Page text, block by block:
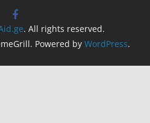
. All rights reserved.
Powered by WordPress.